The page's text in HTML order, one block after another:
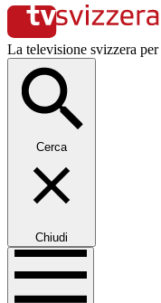
La televisione svizzera per
Cerca
Chiudi